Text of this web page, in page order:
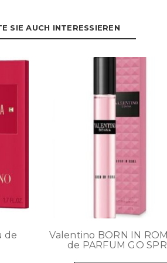
SIE AUCH INTERESSIEREN
de
Valentino BORN IN
de PARFUM GO